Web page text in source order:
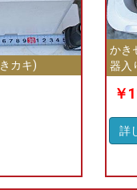
カキ)
かき
器入
￥
詳